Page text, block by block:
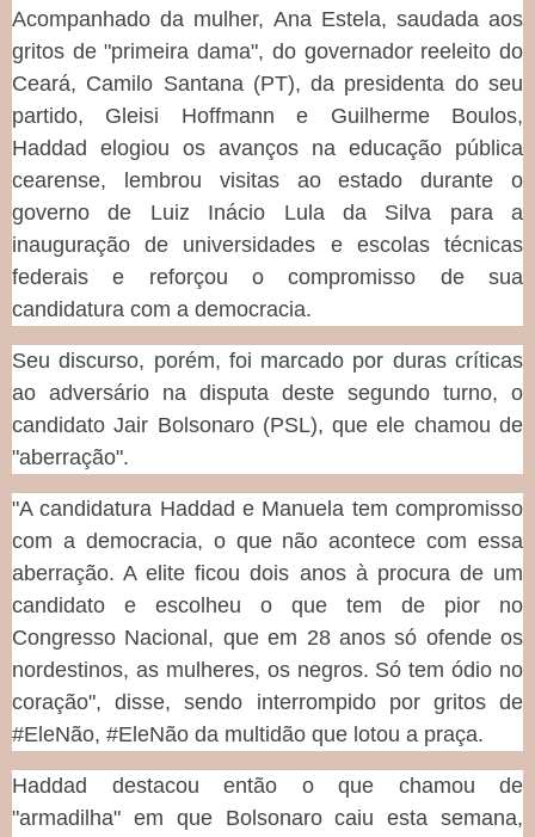
Acompanhado da mulher, Ana Estela, saudada aos
gritos de "primeira dama", do governador reeleito do
Ceará, Camilo Santana (PT), da presidenta do seu
partido, Gleisi Hoffmann e Guilherme Boulos,
Haddad elogiou os avanços na educação pública
cearense, lembrou visitas ao estado durante o
governo de Luiz Inácio Lula da Silva para a
inauguração de universidades e escolas técnicas
federais e reforçou o compromisso de sua
candidatura com a democracia.
Seu discurso, porém, foi marcado por duras críticas
ao adversário na disputa deste segundo turno, o
candidato Jair Bolsonaro (PSL), que ele chamou de
"aberração".
"A candidatura Haddad e Manuela tem compromisso
com a democracia, o que não acontece com essa
aberração. A elite ficou dois anos à procura de um
candidato e escolheu o que tem de pior no
Congresso Nacional, que em 28 anos só ofende os
nordestinos, as mulheres, os negros. Só tem ódio no
coração", disse, sendo interrompido por gritos de
#EleNão, #EleNão da multidão que lotou a praça.
Haddad destacou então o que chamou de
"armadilha" em que Bolsonaro caiu esta semana,